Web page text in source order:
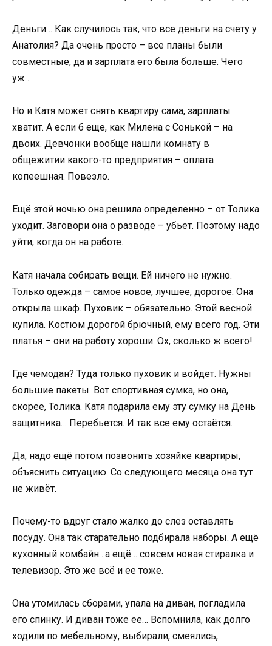
Деньги… Как случилось так, что все деньги на счету у
Анатолия? Да очень просто – все планы были
совместные, да и зарплата его была больше. Чего
уж…
Но и Катя может снять квартиру сама, зарплаты
хватит. А если б еще, как Милена с Сонькой – на
двоих. Девчонки вообще нашли комнату в
общежитии какого-то предприятия – оплата
копеешная. Повезло.
Ещё этой ночью она решила определенно – от Толика
уходит. Заговори она о разводе – убьет. Поэтому надо
уйти, когда он на работе.
Катя начала собирать вещи. Ей ничего не нужно.
Только одежда – самое новое, лучшее, дорогое. Она
открыла шкаф. Пуховик – обязательно. Этой весной
купила. Костюм дорогой брючный, ему всего год. Эти
платья – они на работу хороши. Ох, сколько ж всего!
Где чемодан? Туда только пуховик и войдет. Нужны
большие пакеты. Вот спортивная сумка, но она,
скорее, Толика. Катя подарила ему эту сумку на День
защитника… Перебьется. И так все ему остаётся.
Да, надо ещё потом позвонить хозяйке квартиры,
объяснить ситуацию. Со следующего месяца она тут
не живёт.
Почему-то вдруг стало жалко до слез оставлять
посуду. Она так старательно подбирала наборы. А ещё
кухонный комбайн…а ещё… совсем новая стиралка и
телевизор. Это же всё и ее тоже.
Она утомилась сборами, упала на диван, погладила
его спинку. И диван тоже ее… Вспомнила, как долго
ходили по мебельному, выбирали, смеялись,